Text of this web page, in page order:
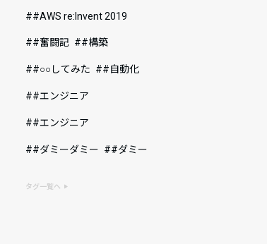
#AWS re:Invent 2019
#奮闘記 #構築
#○○してみた #自動化
#エンジニア
#エンジニア
#ダミーダミー #ダミー
タグ一覧へ